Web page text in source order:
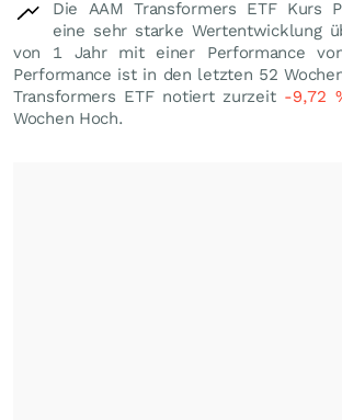
Die AAM Transformers ETF Kurs
eine sehr starke Wertentwicklung
von 1 Jahr mit einer Performance
Performance ist in den letzten 52
Transformers ETF notiert zurzeit -9,72
Wochen Hoch.